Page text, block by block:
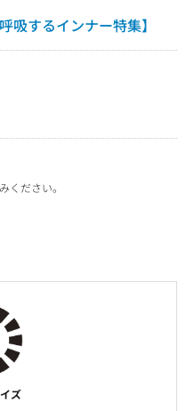
吸するインナー特集】
ださい。
ズ